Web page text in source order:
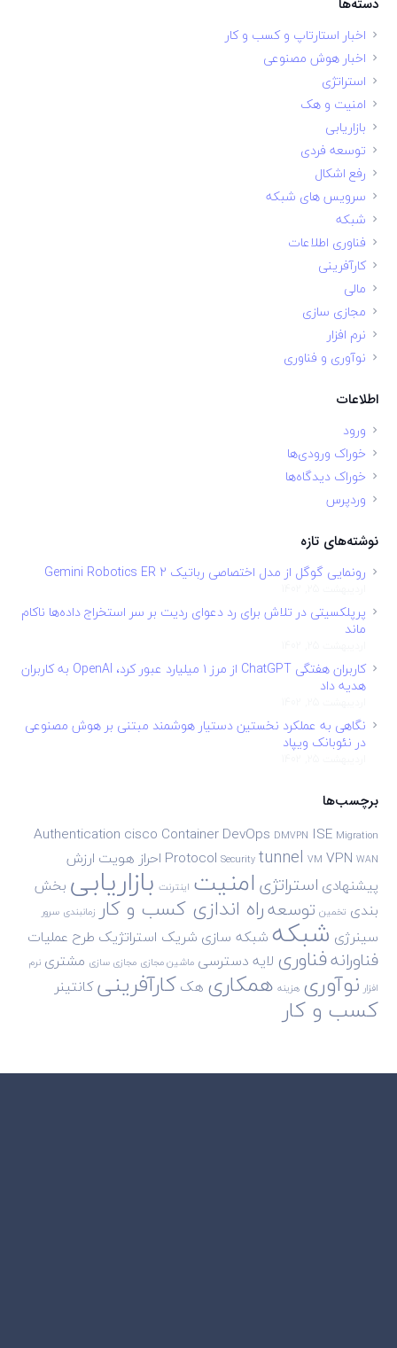
دسته‌ها
اخبار استارتاپ و کسب و کار
اخبار هوش مصنوعی
استراتژی
امنیت و هک
بازاریابی
توسعه فردی
رفع اشکال
سرویس های شبکه
شبکه
فناوری اطلاعات
کارآفرینی
مالی
مجازی سازی
نرم افزار
نوآوری و فناوری
اطلاعات
ورود
خوراک ورودی‌ها
خوراک دیدگاه‌ها
وردپرس
نوشته‌های تازه
رونمایی گوگل از مدل اختصاصی رباتیک Gemini Robotics ER 2
پرپلکسیتی در تلاش برای رد دعوای ردیت بر سر استخراج داده‌ها ناکام
ماند
کاربران هفتگی ChatGPT از مرز ۱ میلیارد عبور کرد، OpenAI به کاربران
هدیه داد
نگاهی به عملکرد نخستین دستیار هوشمند مبتنی بر هوش مصنوعی
در نئوبانک ویپاد
برچسب‌ها
Authentication cisco ContainerDevOps DMVPN ISE Migration
Protocol Security tunnel VM VPN WAN احراز هویت ارزش
پیشنهادی استراتژی امنیت اینترنت بازاریابیبخش
بندی تخمین توسعهراه اندازی کسب و کار زمانبندی سرور
سینرژی شبکه شبکه سازی شریک استراتژیک طرح عملیات
فناورانهفناوری لایه دسترسی ماشین مجازی مجازی سازی مشتری نرم
افزار نوآوری هزینه همکاری هککارآفرینیکانتینر
کسب و کار